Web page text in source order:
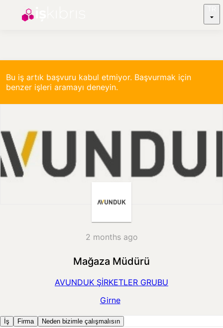
Bu iş artık başvuru kabul etmiyor. Başvurmak için
benzer işleri aramayı deneyin.
2 months ago
Mağaza Müdürü
AVUNDUK ŞİRKETLER GRUBU
Girne
İş Firma Neden bizimle çalışmalısın